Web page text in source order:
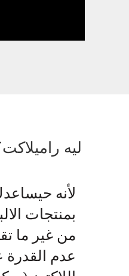
ليه
لأنه
بمنتجات
من غير ما
عدم